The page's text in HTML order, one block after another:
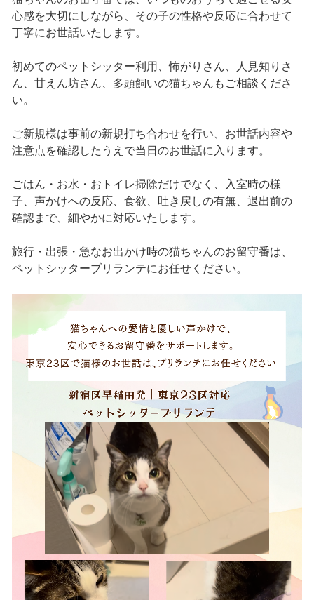
心感を大切にしながら、その子の性格や反応に合わせて
丁寧にお世話いたします。
初めてのペットシッター利用、怖がりさん、人見知りさ
ん、甘えん坊さん、多頭飼いの猫ちゃんもご相談くださ
い。
ご新規様は事前の新規打ち合わせを行い、お世話内容や
注意点を確認したうえで当日のお世話に入ります。
ごはん・お水・おトイレ掃除だけでなく、入室時の様
子、声かけへの反応、食欲、吐き戻しの有無、退出前の
確認まで、細やかに対応いたします。
旅行・出張・急なお出かけ時の猫ちゃんのお留守番は、
ペットシッターブリランテにお任せください。